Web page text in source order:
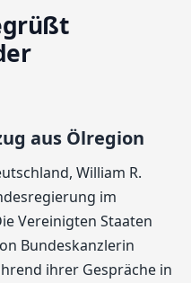
aus Ölregion
William R.
im
Vereinigten Staaten
Bundeskanzlerin
ihrer Gespräche in